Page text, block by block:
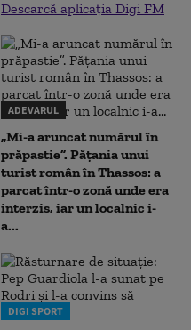
Descarcă aplicația Digi FM
ADEVARUL
„Mi-a aruncat numărul în
prăpastie”. Pățania unui
turist român în Thassos: a
parcat într-o zonă unde era
interzis, iar un localnic i-
a...
DIGI SPORT